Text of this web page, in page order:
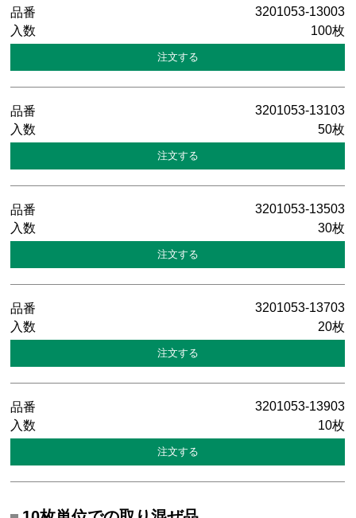
3201053-13003
100枚
3201053-13103
50枚
3201053-13503
30枚
3201053-13703
20枚
3201053-13903
10枚